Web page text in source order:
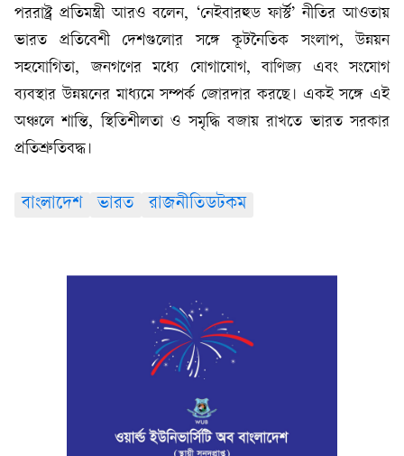
পররাষ্ট্র প্রতিমন্ত্রী আরও বলেন, ‘নেইবারহুড ফার্স্ট’ নীতির আওতায়
ভারত প্রতিবেশী দেশগুলোর সঙ্গে কূটনৈতিক সংলাপ, উন্নয়ন
সহযোগিতা, জনগণের মধ্যে যোগাযোগ, বাণিজ্য এবং সংযোগ
ব্যবস্থার উন্নয়নের মাধ্যমে সম্পর্ক জোরদার করছে। একই সঙ্গে এই
অঞ্চলে শান্তি, স্থিতিশীলতা ও সমৃদ্ধি বজায় রাখতে ভারত সরকার
প্রতিশ্রুতিবদ্ধ।
বাংলাদেশ ভারত রাজনীতিডটকম